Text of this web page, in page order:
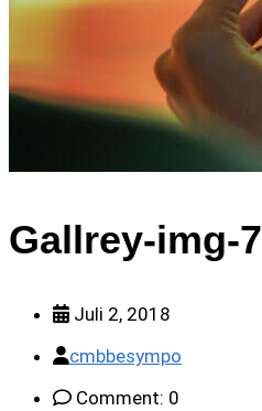
Gallrey-img-7
Juli 2, 2018
cmbbesympo
Comment: 0